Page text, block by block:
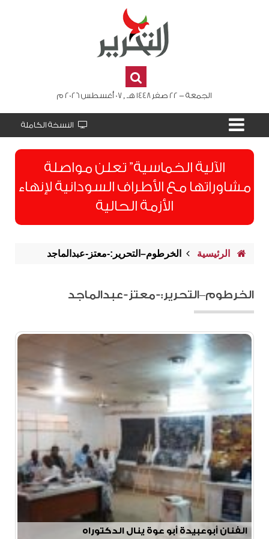
الجمعة - 22 صفر 1448 هـ , 07 أغسطس 2026 م
النسخة الكاملة
الآلية الخماسية” تعلن مواصلة
مشاوراتها مع الأطراف السودانية لإنهاء
الأزمة الحالية
الرئيسية الخرطوم–التحرير:-معتز-عبدالماجد
الخرطوم–التحرير:-معتز-عبدالماجد
الفنان أبوعبيدة أبو عوة ينال الدكتوراه